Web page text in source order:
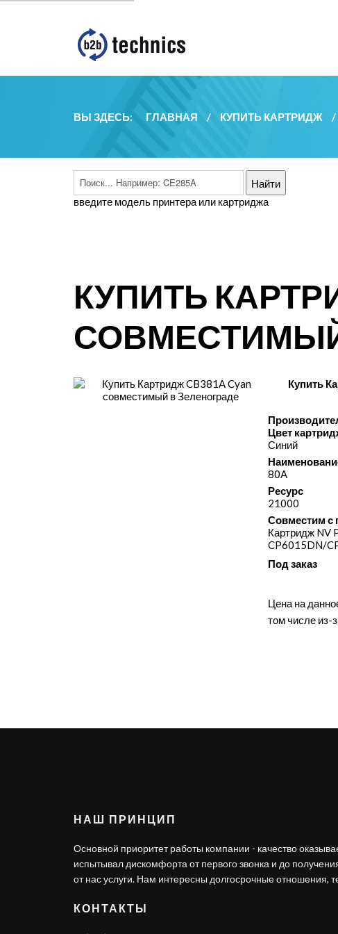
ВЫ ЗДЕСЬ: ГЛАВНАЯ / КУПИТЬ КАРТРИДЖ /
введите модель принтера или картриджа
КУПИТЬ
Купить
Цвет
Синий
80A
Ресурс
21000
Совместим с
Картридж NV
CP6015DN/​
Под заказ
Цена на
том числе из-
НАШ ПРИНЦИП
Основной приоритет работы компании - качество
испытывал дискомфорта от первого звонка и до
от нас услуги. Нам интересны долгосрочные отношения,
КОНТАКТЫ